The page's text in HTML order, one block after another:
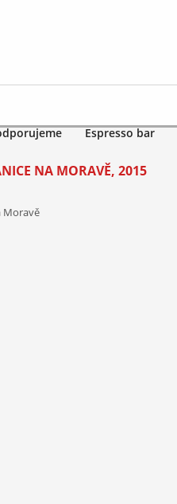
Espresso bar
NA MORAVĚ, 2015
Moravě